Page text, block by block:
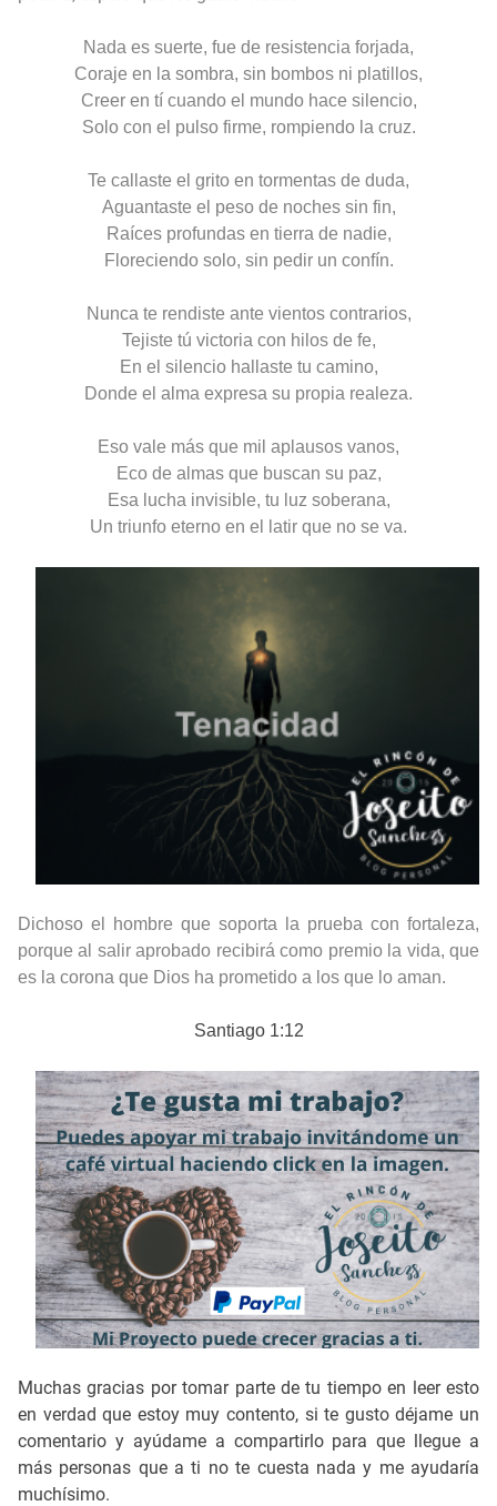
Nada es suerte, fue de resistencia forjada,
Coraje en la sombra, sin bombos ni platillos,
Creer en tícuando el mundo hace silencio,
Solocon el pulso firme, rompiendo la cruz.
Te callaste el grito en tormentas de duda,
Aguantaste el peso de noches sin fin,
Raíces profundas en tierra de nadie,
F loreciendo solo, sin pedir un confín.
Nunca te rendiste ante vientos contrarios,
Tejiste tú victoria con hilos de fe,
En el silencio hallaste tu camino,
Donde el alma expresa su propia realeza.
Eso vale más que mil aplausos vanos,
Eco de almas que buscan su paz,
Esa lucha invisible, tu luz soberana,
Un triunfo eterno en el latir que no se va.
Dichoso el hombre que soporta la prueba con fortaleza,
porque al salir aprobado recibirá como premio la vida, que
es la corona que Dios ha prometido a los que lo aman.
Santiago 1:12
Muchas gracias por tomar parte de tu tiempo en leer esto
en verdad que estoy muy contento, si te gusto déjame un
comentario y ayúdame a compartirlo para que llegue a
más personas que a ti no te cuesta nada y me ayudaría
muchísimo.